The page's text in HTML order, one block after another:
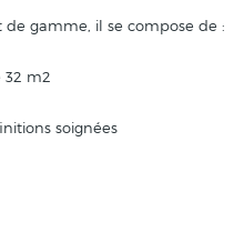
gamme, il se compose de :
32 m2
soignées